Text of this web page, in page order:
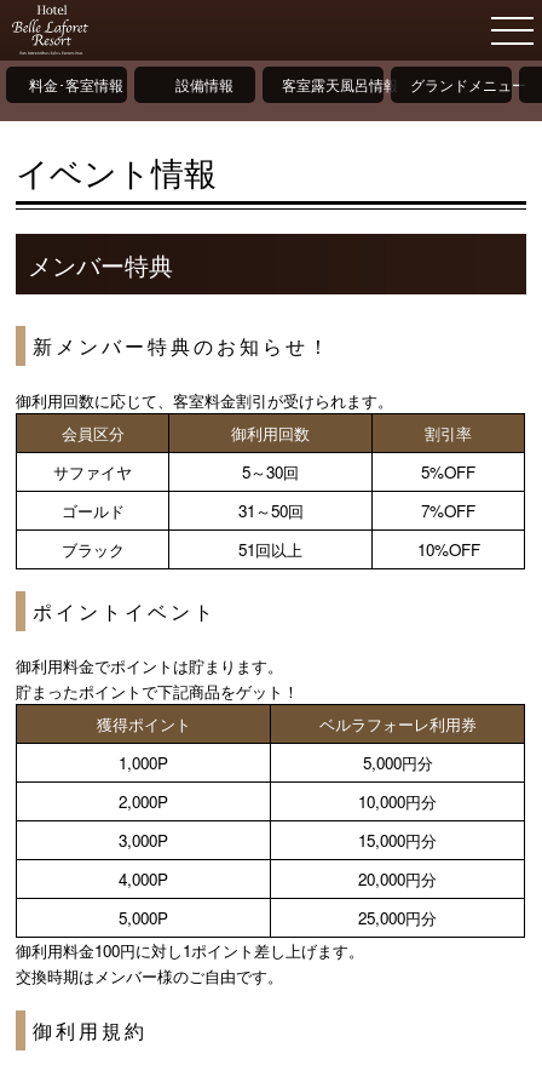
料金･客室情報 設備情報 客室露天風呂情報 グランドメニュー
イベント情報
メンバー特典
新メンバー特典のお知らせ！
御利用回数に応じて、客室料金割引が受けられます。
会員区分
御利用回数
割引率
サファイヤ
5～30回
5%OFF
ゴールド
31～50回
7%OFF
ブラック
51回以上 10%OFF
ポイントイベント
御利用料金でポイントは貯まります。
貯まったポイントで下記商品をゲット！
獲得ポイント
ベルラフォーレ利用券
1,000P
5,000円分
2,000P
10,000円分
3,000P
15,000円分
4,000P
20,000円分
5,000P
25,000円分
御利用料金100円に対し1ポイント差し上げます。
交換時期はメンバー様のご自由です。
御利用規約